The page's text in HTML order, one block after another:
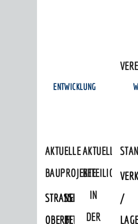
ENTWICKLUNG
AKTUELLE
BAUPROJEKTE
STRASSENBAUMASSNAHMEN
ERFLOCKENBACH
NEUBAU
BETRIEBSGEBÄUDE
AKTUELLE
BETEILIGUNGEN
IN
DER
/